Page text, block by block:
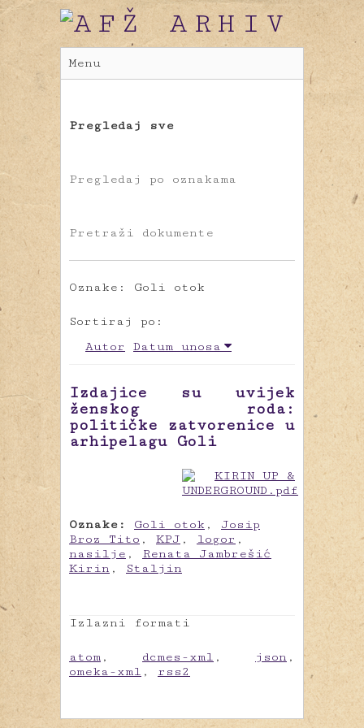
Menu
Pregledaj sve
Pregledaj po oznakama
Pretraži dokumente
Oznake: Goli otok
Sortiraj po:
Autor
Datum unosa
Izdajice su uvijek
ženskog roda:
političke zatvorenice u
arhipelagu Goli
Oznake: Goli otok , Josip
Broz Tito , KPJ , logor ,
nasilje , Renata Jambrešić
Kirin , Staljin
Izlazni formati
atom , dcmes-xml , json ,
omeka-xml , rss2